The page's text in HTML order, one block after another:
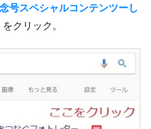
号スペシャルコンテンツーし
をクリック。